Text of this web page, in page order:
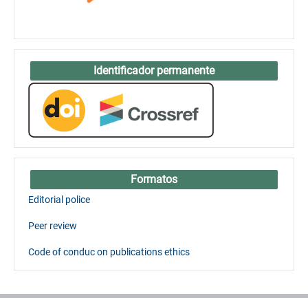
Identificador permanente
Formatos
Editorial police
Peer review
Code of conduc on publications ethics